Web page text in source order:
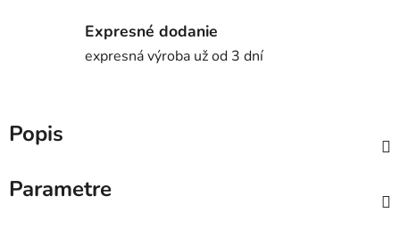
Expresné dodanie
expresná výroba už od 3 dní
Popis
Parametre